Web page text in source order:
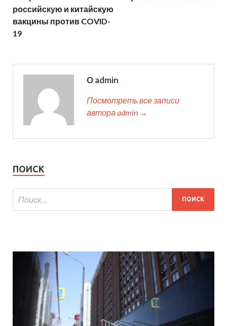
российскую и китайскую
вакцины против COVID-
19
О admin
Посмотреть все записи
автора admin →
ПОИСК